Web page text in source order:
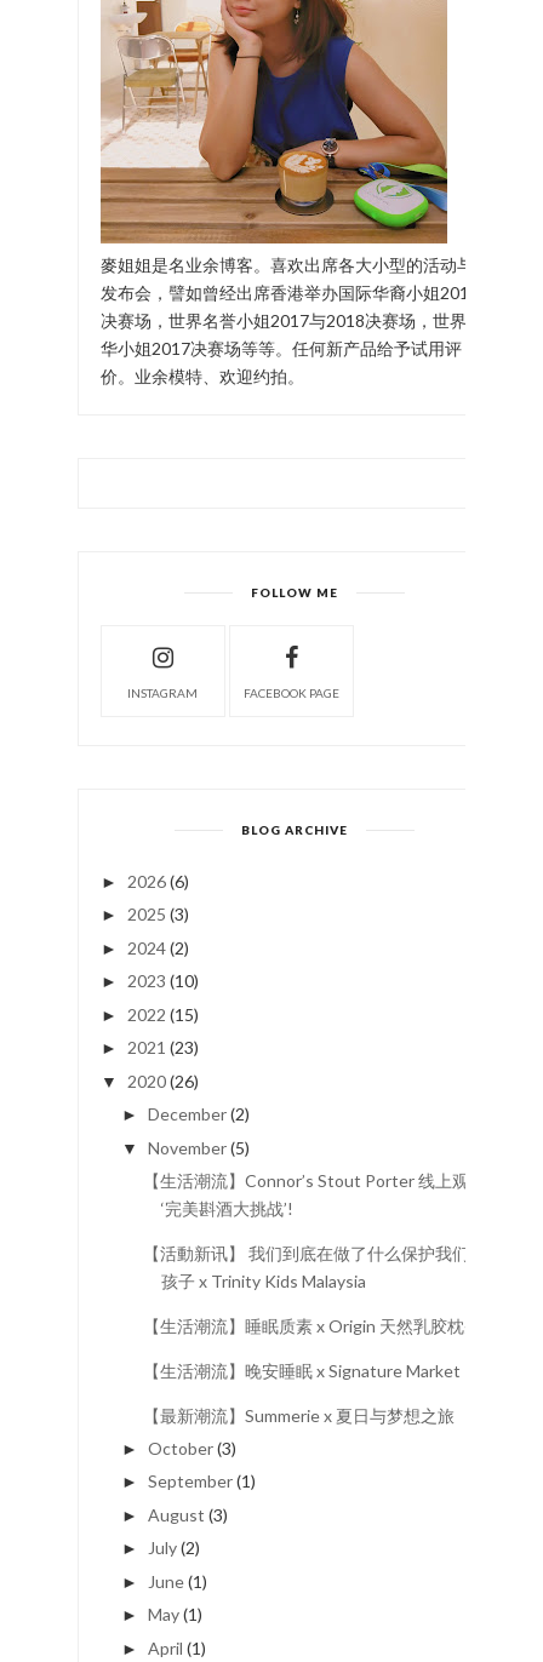
麥姐姐是名业余博客。喜欢出席各大小型的活动与
发布会，譬如曾经出席香港举办国际华裔小姐2017
决赛场，世界名誉小姐2017与2018决赛场，世界中
华小姐2017决赛场等等。任何新产品给予试用评
价。业余模特、欢迎约拍。
FOLLOW ME
INSTAGRAM FACEBOOK PAGE
BLOG ARCHIVE
► 2026(6)
► 2025 (3)
► 2024(2)
► 2023 (10)
► 2022 (15)
► 2021 (23)
▼ 2020(26)
► December(2)
▼ November(5)
【生活潮流】Connor’s Stout Porter 线上观看
‘完美斟酒大挑战’!
【活動新讯】 我们到底在做了什么保护我们的
孩子 x Trinity Kids Malaysia
【生活潮流】睡眠质素 x Origin 天然乳胶枕头
【生活潮流】晚安睡眠 x Signature Market
【最新潮流】Summerie x 夏日与梦想之旅
► October(3)
► September(1)
► August (3)
► July(2)
► June(1)
► May(1)
► April (1)